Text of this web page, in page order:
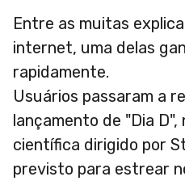
Entre as muitas
internet, uma delas
rapidamente.
Usuários passaram a
lançamento de "Dia
científica dirigido por
previsto para estrear